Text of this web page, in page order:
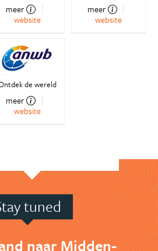
meer
website
meer
website
de wereld
meer
website
tuned
naar Midden-